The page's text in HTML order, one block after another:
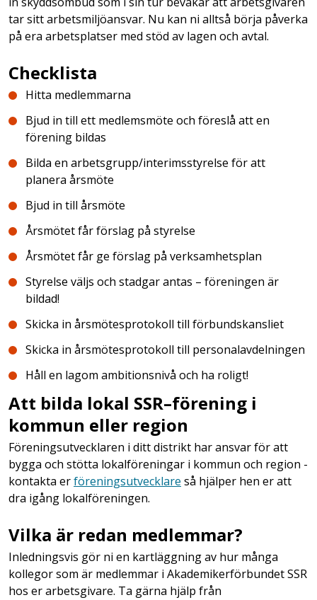
tar sitt arbetsmiljöansvar. Nu kan ni alltså börja påverka
på era arbetsplatser med stöd av lagen och avtal.
Checklista
Hitta medlemmarna
Bjud in till ett medlemsmöte och föreslå att en
förening bildas
Bilda en arbetsgrupp/interimsstyrelse för att
planera årsmöte
Bjud in till årsmöte
Årsmötet får förslag på styrelse
Årsmötet får ge förslag på verksamhetsplan
Styrelse väljs och stadgar antas – föreningen är
bildad!
Skicka in årsmötesprotokoll till förbundskansliet
Skicka in årsmötesprotokoll till personalavdelningen
Håll en lagom ambitionsnivå och ha roligt!
Att bilda lokal SSR–förening i
kommun eller region
Föreningsutvecklaren i ditt distrikt har ansvar för att
bygga och stötta lokalföreningar i kommun och region -
kontakta erföreningsutvecklare så hjälper hen er att
dra igång lokalföreningen.
Vilka är redan medlemmar?
Inledningsvis gör ni en kartläggning av hur många
kollegor som är medlemmar i Akademikerförbundet SSR
hos er arbetsgivare. Ta gärna hjälp från